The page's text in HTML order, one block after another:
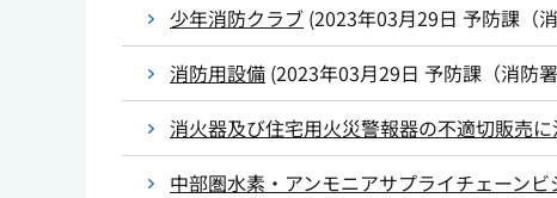
少年消防クラブ (2023年03月29日 予防課（
消防用設備 (2023年03月29日 予防課（消防署
消火器及び住宅用火災警報器の不適切販売に
中部圏水素・アンモニアサプライチェーン